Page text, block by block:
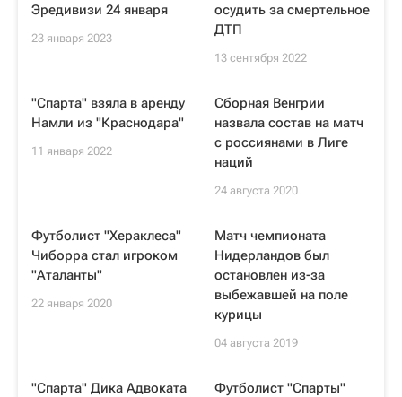
Эредивизи 24 января
23 января 2023
осудить за смертельное
ДТП
13 сентября 2022
"Спарта" взяла в аренду
Намли из "Краснодара"
11 января 2022
Сборная Венгрии
назвала состав на матч
с россиянами в Лиге
наций
24 августа 2020
Футболист "Хераклеса"
Чиборра стал игроком
"Аталанты"
22 января 2020
Матч чемпионата
Нидерландов был
остановлен из-за
выбежавшей на поле
курицы
04 августа 2019
"Спарта" Дика Адвоката
Футболист "Спарты"